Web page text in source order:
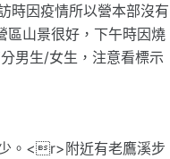
時因疫情所以營本部沒有
山景很好，下午時因燒
男生/女生，注意看標示
。<r>附近有老鷹溪步